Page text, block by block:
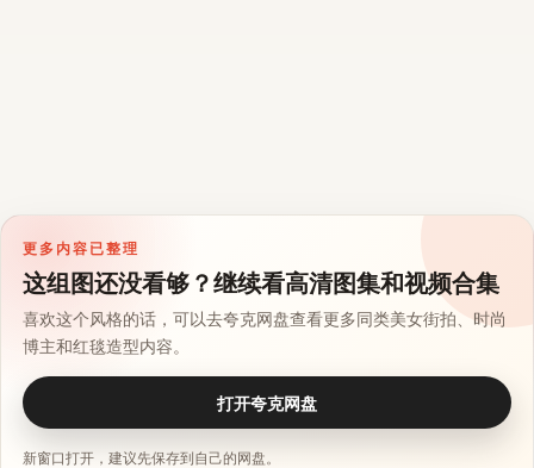
更多内容已整理
这组图还没看够？继续看高清图集和视频合集
喜欢这个风格的话，可以去夸克网盘查看更多同类美女街拍、时尚
博主和红毯造型内容。
打开夸克网盘
新窗口打开，建议先保存到自己的网盘。